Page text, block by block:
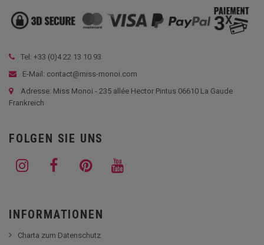
Tel: +33 (0)4 22 13 10 93
E-Mail: contact@miss-monoi.com
Adresse: Miss Monoi - 235 allée Hector Pintus 06610 La Gaude
Frankreich
FOLGEN SIE UNS
INFORMATIONEN
Charta zum Datenschutz